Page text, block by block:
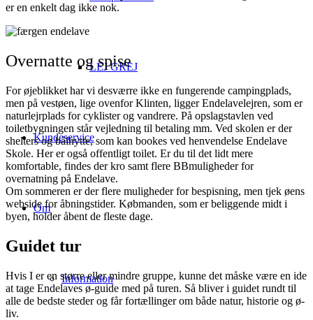
LEJ GREJ
Kundeservice
Om
Information
er en enkelt dag ikke nok.
Overnatte og spise
For øjeblikket har vi desværre ikke en fungerende campingplads,
men på vestøen, lige ovenfor Klinten, ligger Endelavelejren, som er
naturlejrplads for cyklister og vandrere. På opslagstavlen ved
toiletbygningen står vejledning til betaling mm. Ved skolen er der
shelters og bålhytte, som kan bookes ved henvendelse Endelave
Skole. Her er også offentligt toilet. Er du til det lidt mere
komfortable, findes der kro samt flere BBmuligheder for
overnatning på Endelave.
Om sommeren er der flere muligheder for bespisning, men tjek øens
webside for åbningstider. Købmanden, som er beliggende midt i
byen, holder åbent de fleste dage.
Guidet tur
Hvis I er en større eller mindre gruppe, kunne det måske være en ide
at tage Endelaves ø-guide med på turen. Så bliver i guidet rundt til
alle de bedste steder og får fortællinger om både natur, historie og ø-
liv.